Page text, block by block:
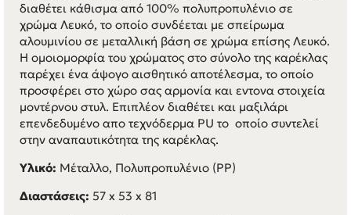
διαθέτει κάθισμα από 100% πολυπροπυλένιο σε
χρώμα Λευκό, το οποίο συνδέεται με σπείρωμα
αλουμινίου σε μεταλλική βάση σε χρώμα επίσης Λευκό.
Η ομοιομορφία του χρώματος στο σύνολο της καρέκλας
παρέχει ένα άψογο αισθητικό αποτέλεσμα, το οποίο
προσφέρει στο χώρο σας αρμονία και εντονα στοιχεία
μοντέρνου στυλ. Επιπλέον διαθέτει και μαξιλάρι
επενδεδυμένο απο τεχνόδερμα PU το οποίο συντελεί
στην αναπαυτικότητα της καρέκλας.
Υλικό: Μέταλλο, Πολυπροπυλένιο (PP)
Διαστάσεις: 57 x 53 x 81